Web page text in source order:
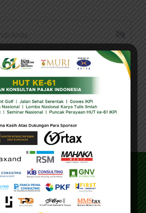
Aplikasi Anyar untuk
Pajak
Jenderal Pajak (DJP) resmi
bernama Generate Data
Selasa (8/7/2025) dan sudah
Jl. Condet Pejaten No. 3B